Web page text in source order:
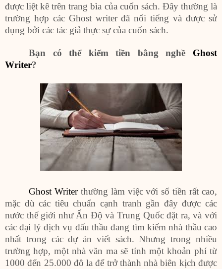
được liệt kê trên trang bìa của cuốn sách. Đây thường là
trường hợp các Ghost writer đã nổi tiếng và được sử
dụng bởi các tác giả thực sự của cuốn sách.
Bạn có thể kiếm tiền bằng nghề Ghost
Writer?
Ghost Writerthường làm việc với số tiền rất cao,
mặc dù các tiêu chuẩn cạnh tranh gần đây được các
nước thế giới như Ấn Độ và Trung Quốc đặt ra, và với
các đại lý dịch vụ đấu thầu đang tìm kiếm nhà thầu cao
nhất trong các dự án viết sách. Nhưng trong nhiều
trường hợp, một nhà văn ma sẽ tính một khoản phí từ
1000 đến 25.000 đô la để trở thành nhà biên kịch được